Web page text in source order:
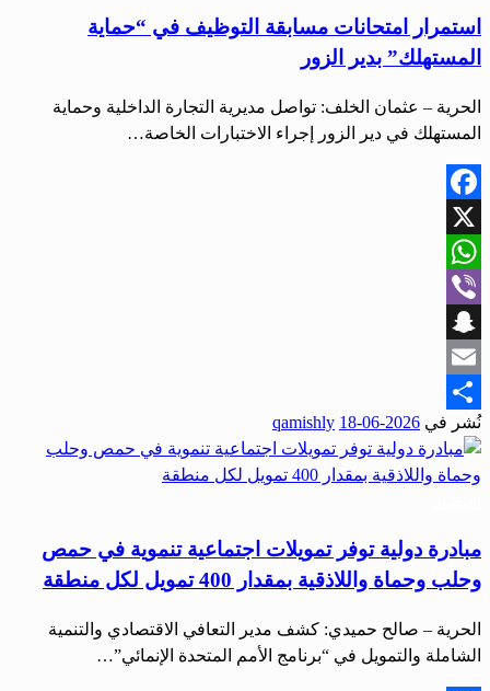
استمرار امتحانات مسابقة التوظيف في “حماية
المستهلك” بدير الزور
الحرية – عثمان الخلف: تواصل مديرية التجارة الداخلية وحماية
المستهلك في دير الزور إجراء الاختبارات الخاصة…
Facebook
X
WhatsApp
Viber
Snapchat
Email
Share
نُشر في 2026-06-18
qamishly
مبادرة دولية توفر تمويلات اجتماعية تنموية في حمص
وحلب وحماة واللاذقية بمقدار 400 تمويل لكل منطقة
الحرية – صالح حميدي: كشف مدير التعافي الاقتصادي والتنمية
الشاملة والتمويل في “برنامج الأمم المتحدة الإنمائي”…